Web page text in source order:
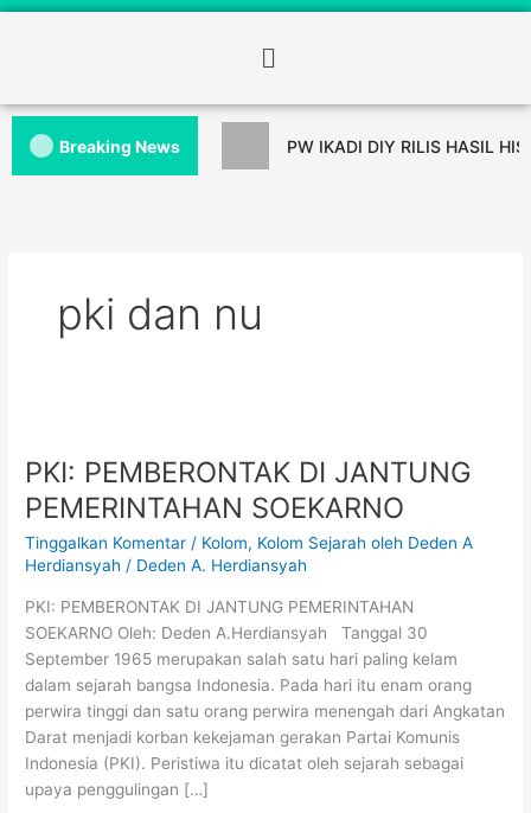
Breaking News PW IKADI DIY RILIS HASIL
pki dan nu
PKI: PEMBERONTAK DI JANTUNG
PEMERINTAHAN SOEKARNO
Tinggalkan Komentar / Kolom, Kolom Sejarah oleh Deden A
Herdiansyah / Deden A. Herdiansyah
PKI: PEMBERONTAK DI JANTUNG PEMERINTAHAN
SOEKARNO Oleh: Deden A.Herdiansyah Tanggal 30
September 1965 merupakan salah satu hari paling kelam
dalam sejarah bangsa Indonesia. Pada hari itu enam orang
perwira tinggi dan satu orang perwira menengah dari Angkatan
Darat menjadi korban kekejaman gerakan Partai Komunis
Indonesia (PKI). Peristiwa itu dicatat oleh sejarah sebagai
upaya penggulingan […]